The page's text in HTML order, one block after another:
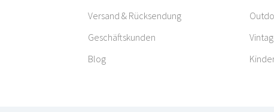
Versand & Rücksendung
Geschäftskunden
Blog